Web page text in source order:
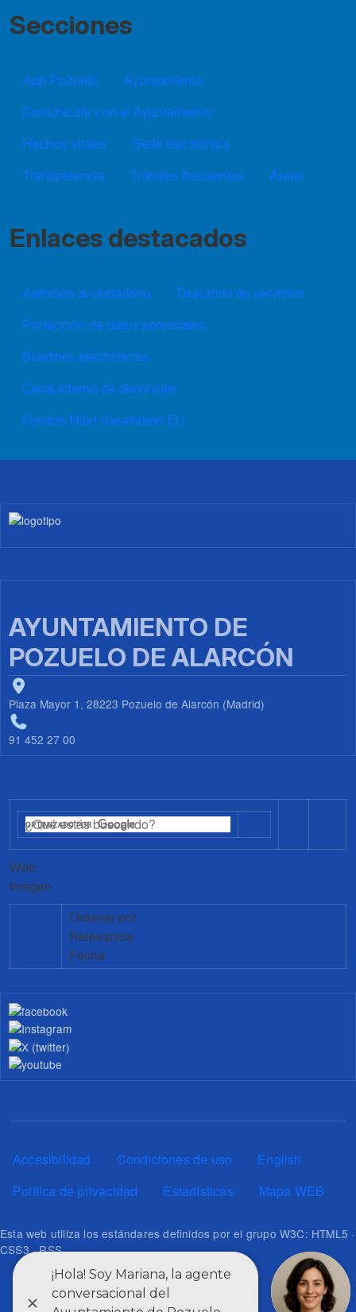
Secciones
App Pozuelo
Ayuntamiento
Comunícate con el Ayuntamiento
Hechos vitales
Sede electrónica
Transparencia
Trámites frecuentes Áreas
Enlaces destacados
Atención al ciudadano
Directorio de servicios
Protección de datos personales
Boletines electrónicos
Canal interno de denuncias
Fondos Next Generation EU
Imagen
AYUNTAMIENTO DE
POZUELO DE ALARCÓN
Plaza Mayor 1, 28223 Pozuelo de Alarcón (Madrid)
91 452 27 00
Web
Imagen
Ordenar por
Relevancia
Fecha
Pie de página
Accesibilidad Condiciones de uso
English
Política de privacidad
Estadísticas Mapa WEB
Esta web utiliza los estándares definidos por el grupo W3C: HTML5 ·
CSS3 · RSS